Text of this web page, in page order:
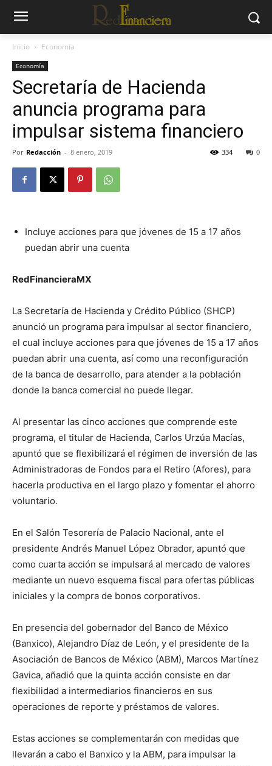
Inicio Economía
Economía
Secretaría de Hacienda
anuncia programa para
impulsar sistema financiero
Por Redacción - 8 enero, 2019 0
334
Incluye acciones para que jóvenes de 15 a 17 años
puedan abrir una cuenta
RedFinancieraMX
La Secretaría de Hacienda y Crédito Público (SHCP)
anunció un programa para impulsar al sector financiero,
el cual incluye acciones para que jóvenes de 15 a 17 años
puedan abrir una cuenta, así como una reconfiguración
de la banca de desarrollo, para atender a la población
donde la banca comercial no puede llegar.
Al presentar las cinco acciones que comprende este
programa, el titular de Hacienda, Carlos Urzúa Macías,
apuntó que se flexibilizará el régimen de inversión de las
Administradoras de Fondos para el Retiro (Afores), para
hacerla productiva en el largo plazo y fomentar el ahorro
voluntario.
En el Salón Tesorería de Palacio Nacional, ante el
presidente Andrés Manuel López Obrador, apuntó que
como cuarta acción se impulsará al mercado de valores
mediante un nuevo esquema fiscal para ofertas públicas
iniciales y la compra de bonos corporativos.
En presencia del gobernador del Banco de México
(Banxico), Alejandro Díaz de León, y el presidente de la
Asociación de Bancos de México (ABM), Marcos Martínez
Gavica, añadió que la quinta acción consiste en dar
flexibilidad a intermediarios financieros en sus
operaciones de reporte y préstamos de valores.
Estas acciones se complementarán con medidas que
llevarán a cabo el Banxico y la ABM, para impulsar la